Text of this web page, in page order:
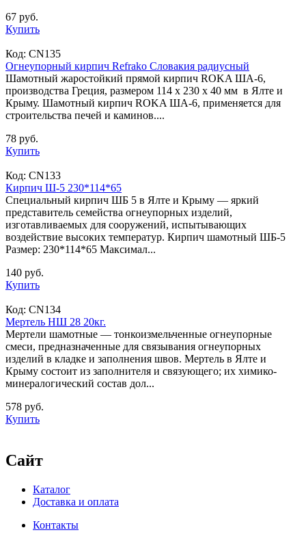
67 руб.
Купить
Код: CN135
Огнеупорный кирпич Refrako Словакия радиусный
Шамотный жаростойкий прямой кирпич ROKA ША-6,
производства Греция, размером 114 х 230 х 40 мм в Ялте и
Крыму. Шамотный кирпич ROKA ША-6, применяется для
строительства печей и каминов....
78 руб.
Купить
Код: CN133
Кирпич Ш-5 230*114*65
Специальный кирпич ШБ 5 в Ялте и Крыму — яркий
представитель семейства огнеупорных изделий,
изготавливаемых для сооружений, испытывающих
воздействие высоких температур. Кирпич шамотный ШБ-5
Размер: 230*114*65 Максимал...
140 руб.
Купить
Код: CN134
Мертель НШ 28 20кг.
Мертели шамотные — тонкоизмельченные огнеупорные
смеси, предназначенные для связывания огнеупорных
изделий в кладке и заполнения швов. Мертель в Ялте и
Крыму состоит из заполнителя и связующего; их химико-
минералогический состав дол...
578 руб.
Купить
Сайт
Каталог
Доставка и оплата
Контакты